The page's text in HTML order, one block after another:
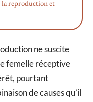
la reproduction et
ne suscite
femelle réceptive
pourtant
de causes qu’il